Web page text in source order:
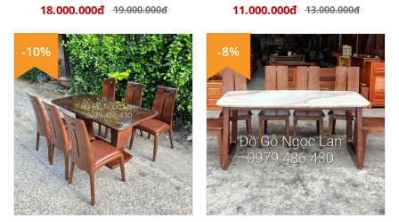
18.000.000đ 19.000.000đ 11.000.000đ 13.000.000đ
-10% -8%